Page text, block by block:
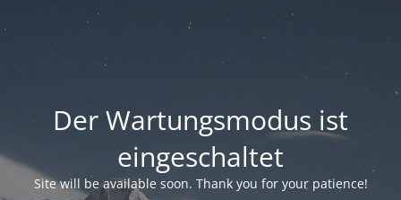
Der Wartungsmodus ist
eingeschaltet
Site will be available soon. Thank you for your patience!